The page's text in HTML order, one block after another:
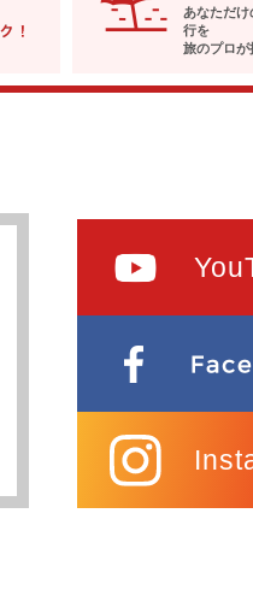
あなただ
行を
旅のプロが